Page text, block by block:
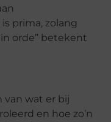
prima, zolang
orde” betekent
van wat er bij
en hoe zo’n